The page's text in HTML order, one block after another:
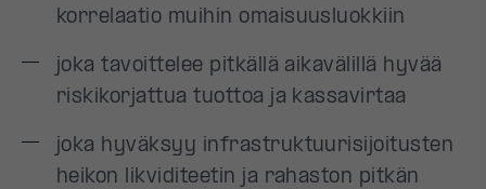
korrelaatio muihin omaisuusluokkiin
joka tavoittelee pitkällä aikavälillä hyvää
riskikorjattua tuottoa ja kassavirtaa
joka hyväksyy infrastruktuurisijoitusten
heikon likviditeetin ja rahaston pitkän